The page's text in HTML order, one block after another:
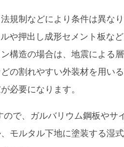
規制などにより条件は異な
や押出し成形セメント板な
構造の場合は、地震による
の割れやすい外装材を用い
必要になります。
ので、ガルバリウム鋼板やサ
モルタル下地に塗装する湿